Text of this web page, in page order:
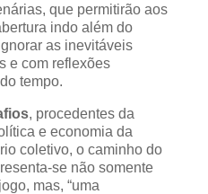
que permitirão aos
indo além do
as inevitáveis
e com reflexões
tempo.
, procedentes da
e economia da
coletivo, o caminho do
se não somente
mas, “uma